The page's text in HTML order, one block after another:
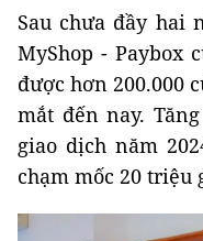
Sau chưa đầy hai
MyShop - Paybox
được hơn 200.000
mắt đến nay.
giao dịch năm
chạm mốc 20 triệu